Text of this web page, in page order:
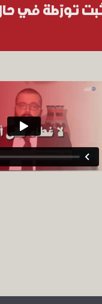
تورّطة في حال